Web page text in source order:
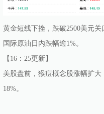
黄金短线下挫，跌破2500美元关
国际原油日内跌幅逾1%。
【16：25更新】
美股盘前，猴痘概念股涨幅扩大
18%。